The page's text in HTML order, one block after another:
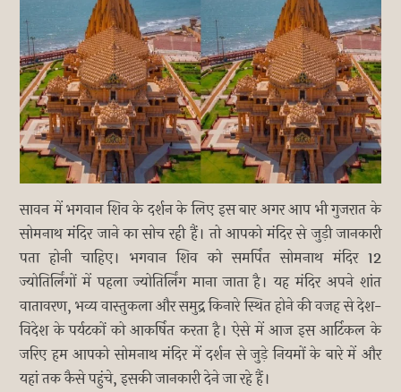
सावन में भगवान शिव के दर्शन के लिए इस बार अगर आप भी गुजरात के
सोमनाथ मंदिर जाने का सोच रही हैं। तो आपको मंदिर से जुड़ी जानकारी
पता होनी चाहिए। भगवान शिव को समर्पित सोमनाथ मंदिर 12
ज्योतिर्लिंगों में पहला ज्योतिर्लिंग माना जाता है। यह मंदिर अपने शांत
वातावरण, भव्य वास्तुकला और समुद्र किनारे स्थित होने की वजह से देश-
विदेश के पर्यटकों को आकर्षित करता है। ऐसे में आज इस आर्टिकल के
जरिए हम आपको सोमनाथ मंदिर में दर्शन से जुड़े नियमों के बारे में और
यहां तक कैसे पहुंचे, इसकी जानकारी देने जा रहे हैं।